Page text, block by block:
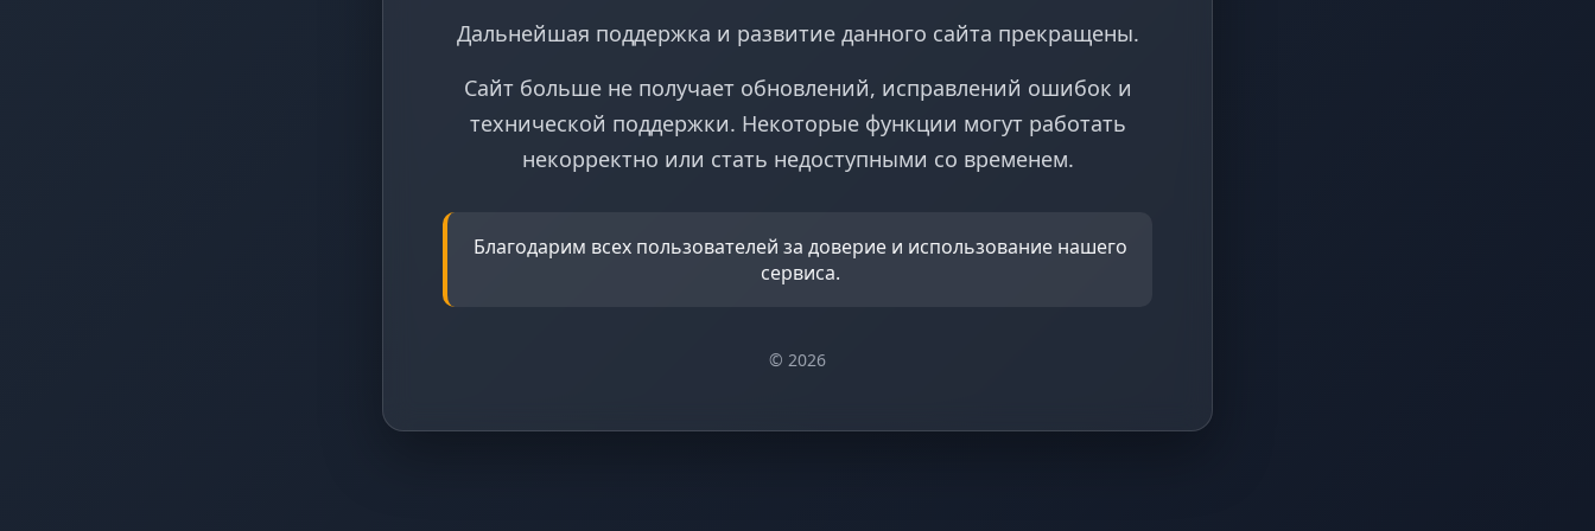
Дальнейшая поддержка и развитие данного сайта прекращены.
Сайт больше не получает обновлений, исправлений ошибок и
технической поддержки. Некоторые функции могут работать
некорректно или стать недоступными со временем.
Благодарим всех пользователей за доверие и использование нашего
сервиса.
© 2026